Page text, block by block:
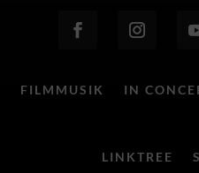
FILMMUSIK IN
LINKTREE